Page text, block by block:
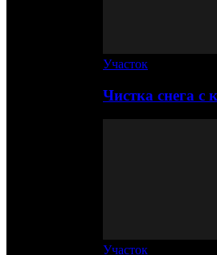
Участок
Чистка снега
Участок